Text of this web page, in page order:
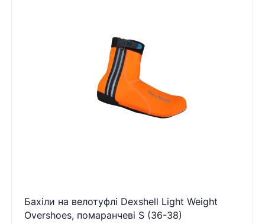
Бахіли на велотуфлі Dexshell Light Weight
Overshoes, помаранчеві S (36-38)